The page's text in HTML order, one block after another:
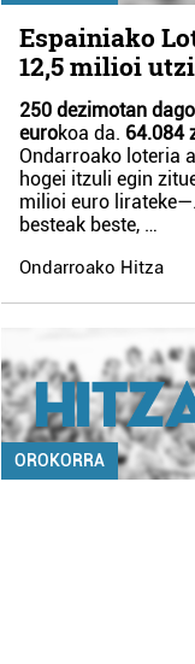
Espainiako
12,5 milioi
250 dezimotan
eurokoa da. 64.084
Ondarroako loteria
hogei itzuli egin
milioi euro
besteak beste, …
Ondarroako Hitza
OROKORRA